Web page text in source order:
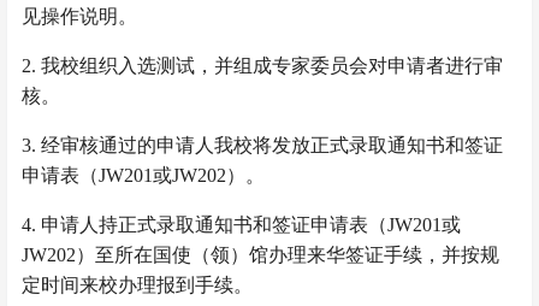
见操作说明。
2. 我校组织入选测试，并组成专家委员会对申请者进行审
核。
3. 经审核通过的申请人我校将发放正式录取通知书和签证
申请表（JW201或JW202） 。
4. 申请人持正式录取通知书和签证申请表（JW201或
JW202） 至所在国使（领）馆办理来华签证手续，并按规
定时间来校办理报到手续。